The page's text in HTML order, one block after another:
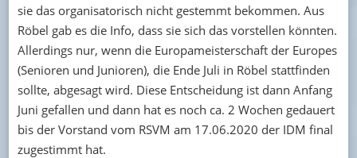
sie das organisatorisch nicht gestemmt bekommen. Aus
Röbel gab es die Info, dass sie sich das vorstellen könnten.
Allerdings nur, wenn die Europameisterschaft der Europes
(Senioren und Junioren), die Ende Juli in Röbel stattfinden
sollte, abgesagt wird. Diese Entscheidung ist dann Anfang
Juni gefallen und dann hat es noch ca. 2 Wochen gedauert
bis der Vorstand vom RSVM am 17.06.2020 der IDM final
zugestimmt hat.